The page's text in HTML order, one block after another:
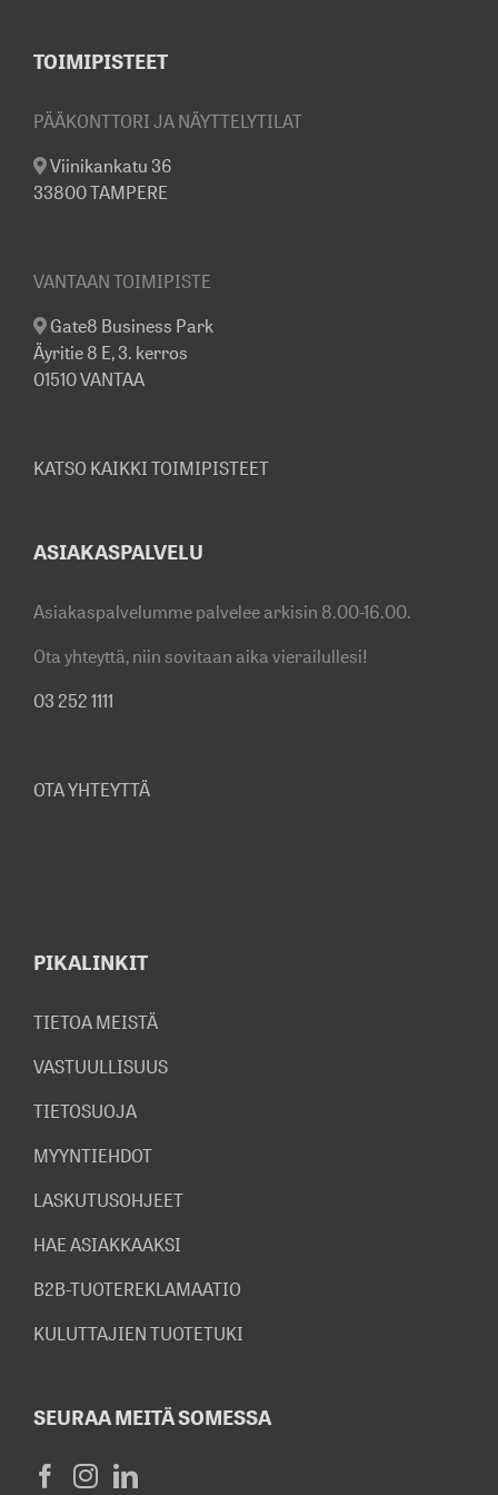
TOIMIPISTEET
PÄÄKONTTORI JA NÄYTTELYTILAT
Viinikankatu 36
33800 TAMPERE
VANTAAN TOIMIPISTE
Gate8 Business Park
Äyritie 8 E, 3. kerros
01510 VANTAA
KATSO KAIKKI TOIMIPISTEET
ASIAKASPALVELU
Asiakaspalvelumme palvelee arkisin 8.00-16.00.
Ota yhteyttä, niin sovitaan aika vierailullesi!
03 252 1111
OTA YHTEYTTÄ
PIKALINKIT
TIETOA MEISTÄ
VASTUULLISUUS
TIETOSUOJA
MYYNTIEHDOT
LASKUTUSOHJEET
HAE ASIAKKAAKSI
B2B-TUOTEREKLAMAATIO
KULUTTAJIEN TUOTETUKI
SEURAA MEITÄ SOMESSA